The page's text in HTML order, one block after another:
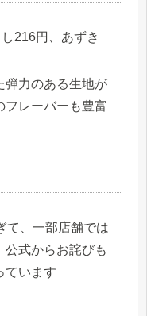
216円、あずき
弾力のある生地が
フレーバーも豊富
て、一部店舗では
公式からお詫びも
ています